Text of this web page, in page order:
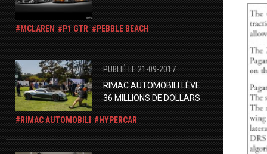
MCLAREN P1 GTR PEBBLE BEACH
PUBLIÉ LE 21-09-2017
RIMAC AUTOMOBILI LÈVE
36 MILLIONS DE DOLLARS
RIMAC AUTOMOBILI HYPERCAR